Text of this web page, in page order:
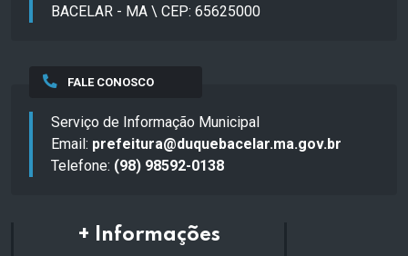
BACELAR - MA \ CEP: 65625000
FALE CONOSCO
Serviço de Informação Municipal
Email: prefeitura@duquebacelar.ma.gov.br
Telefone: (98) 98592-0138
+ Informações